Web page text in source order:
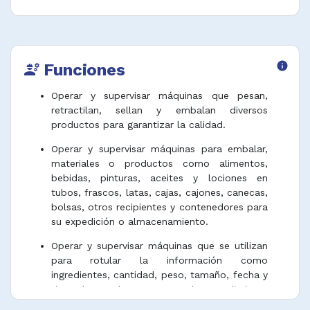
engineering Funciones info
Operar y supervisar máquinas que pesan,
retractilan, sellan y embalan diversos
productos para garantizar la calidad.
Operar y supervisar máquinas para embalar,
materiales o productos como alimentos,
bebidas, pinturas, aceites y lociones en
tubos, frascos, latas, cajas, cajones, canecas,
bolsas, otros recipientes y contenedores para
su expedición o almacenamiento.
Operar y supervisar máquinas que se utilizan
para rotular la información como
ingredientes, cantidad, peso, tamaño, fecha y
tipo de producto empacado en distintos